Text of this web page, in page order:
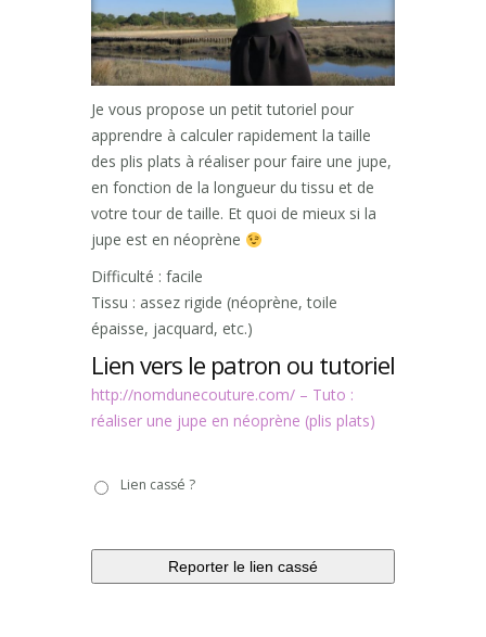
Je vous propose un petit tutoriel pour
apprendre à calculer rapidement la taille
des plis plats à réaliser pour faire une jupe,
en fonction de la longueur du tissu et de
votre tour de taille. Et quoi de mieux si la
jupe est en néoprène
Difficulté : facile
Tissu : assez rigide (néoprène, toile
épaisse, jacquard, etc.)
Lien vers le patron ou tutoriel
http://nomdunecouture.com/ – Tuto :
réaliser une jupe en néoprène (plis plats)
casséLien cassé ?